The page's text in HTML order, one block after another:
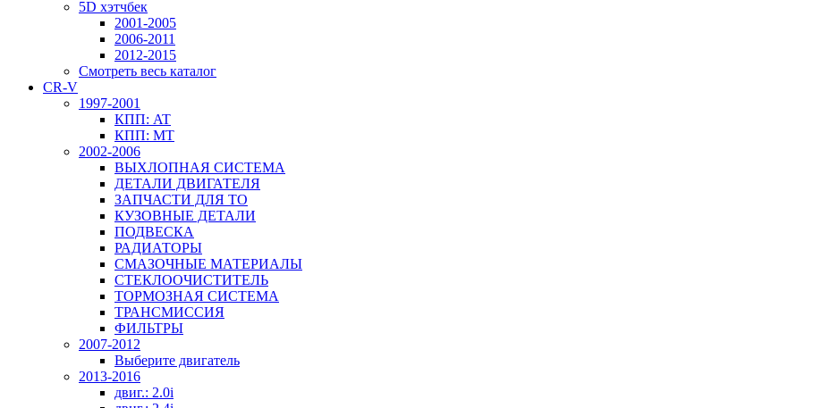
5D хэтчбек
2001-2005
2006-2011
2012-2015
Смотреть весь каталог
CR-V
1997-2001
КПП: AT
КПП: MT
2002-2006
ВЫХЛОПНАЯ СИСТЕМА
ДЕТАЛИ ДВИГАТЕЛЯ
ЗАПЧАСТИ ДЛЯ ТО
КУЗОВНЫЕ ДЕТАЛИ
ПОДВЕСКА
РАДИАТОРЫ
СМАЗОЧНЫЕ МАТЕРИАЛЫ
СТЕКЛООЧИСТИТЕЛЬ
ТОРМОЗНАЯ СИСТЕМА
ТРАНСМИССИЯ
ФИЛЬТРЫ
2007-2012
Выберите двигатель
2013-2016
двиг.: 2.0i